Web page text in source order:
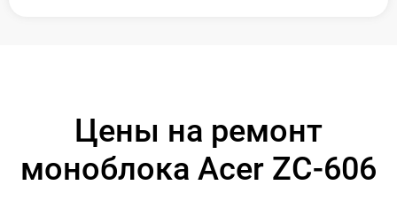
Цены на ремонт
моноблока Acer ZC-606